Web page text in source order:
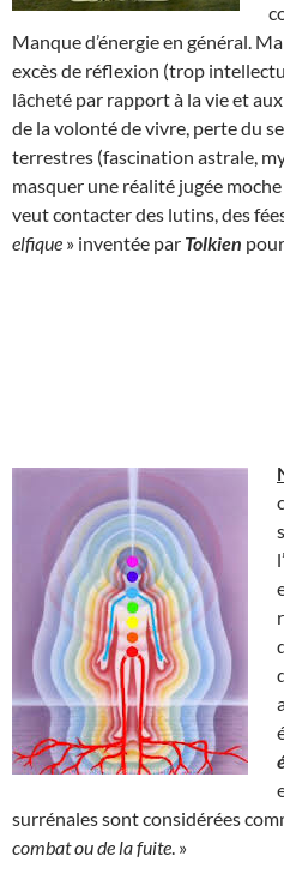
Manque d’énergie en général.
excès de réflexion (trop
lâcheté par rapport à la vie et
de la volonté de vivre, perte du
terrestres (fascination astrale,
masquer une réalité jugée moche
veut contacter des lutins, des
elfique » inventée par Tolkien
surrénales sont considérées
combat ou de la fuite. »